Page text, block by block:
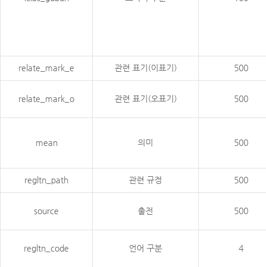
relate_mark_e 관련 표기(이표기) 500
relate_mark_o 관련 표기(오표기) 500
mean 의미 500
regltn_path 관련 규정 500
source 출전 500
regltn_code 언어 구분 4